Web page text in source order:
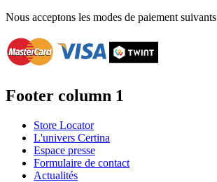
Nous acceptons les modes de paiement suivants
Footer column 1
Store Locator
L'univers Certina
Espace presse
Formulaire de contact
Actualités